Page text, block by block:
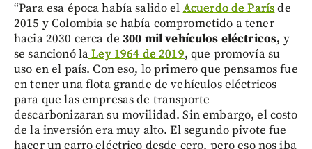
“Para esa época había salido el Acuerdo de Parísde
2015 y Colombia se había comprometido a tener
hacia 2030 cerca de 300 mil vehículos eléctricos, y
se sancionó laLey 1964 de 2019, que promovía su
uso en el país. Con eso, lo primero que pensamos fue
en tener una flota grande de vehículos eléctricos
para que las empresas de transporte
descarbonizaran su movilidad. Sin embargo, el costo
de la inversión era muy alto. El segundo pivote fue
hacer un carro eléctrico desde cero, pero eso nos iba